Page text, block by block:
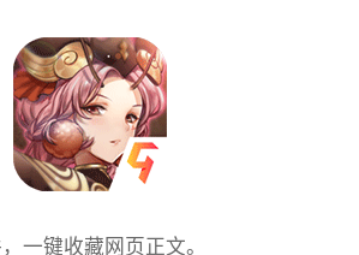
一键收藏网页正文。